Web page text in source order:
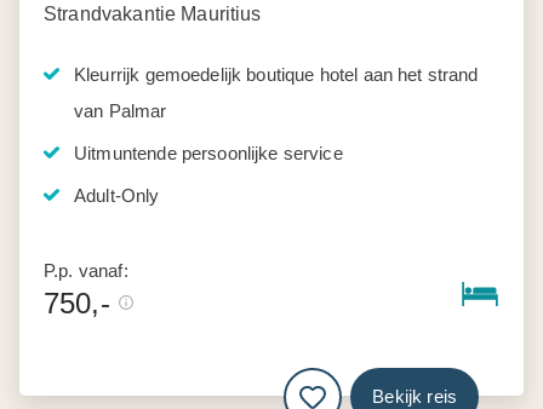
Strandvakantie Mauritius
Kleurrijk gemoedelijk boutique hotel aan het strand
van Palmar
Uitmuntende persoonlijke service
Adult-Only
P.p. vanaf:
750,-
Bekijk reis